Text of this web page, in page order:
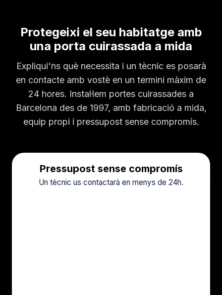
Protegeixi el seu habitatge amb
una porta cuirassada a mida
Expliqui'ns què necessita i un tècnic es posarà
en contacte amb vostè en un termini màxim de
24 hores. Instal·lem portes cuirassades a
Barcelona des de 1997, amb fabricació a mida,
equip propi i pressupost sense compromís.
Pressupost sense compromís
Un tècnic us contactarà en menys de 24h.